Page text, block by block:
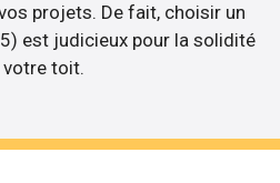
projets. De fait, choisir un
est judicieux pour la solidité
votre toit.